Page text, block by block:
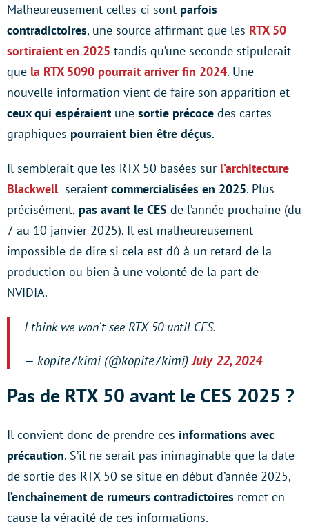
Malheureusement celles-ci sont parfois
contradictoires, une source affirmant que les RTX 50
sortiraient en 2025 tandis qu’une seconde stipulerait
que la RTX 5090 pourrait arriver fin 2024. Une
nouvelle information vient de faire son apparition et
ceux qui espéraient une sortie précoce des cartes
graphiques pourraient bien être déçus.
Il semblerait que les RTX 50 basées sur l’architecture
Blackwellseraient commercialisées en 2025. Plus
précisément, pas avant le CES de l’année prochaine (du
7 au 10 janvier 2025). Il est malheureusement
impossible de dire si cela est dû à un retard de la
production ou bien à une volonté de la part de
NVIDIA.
I think we won't see RTX 50 until CES.
— kopite7kimi (@kopite7kimi)July 22, 2024
Pas de RTX 50 avant le CES 2025 ?
Il convient donc de prendre ces informations avec
précaution. S’il ne serait pas inimaginable que la date
de sortie des RTX 50 se situe en début d’année 2025,
l’enchaînement de rumeurs contradictoires remet en
cause la véracité de ces informations.